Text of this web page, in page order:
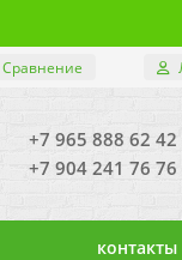
Сравнение
+7 965 888 62 42
+7 904 241 76 76
контакты